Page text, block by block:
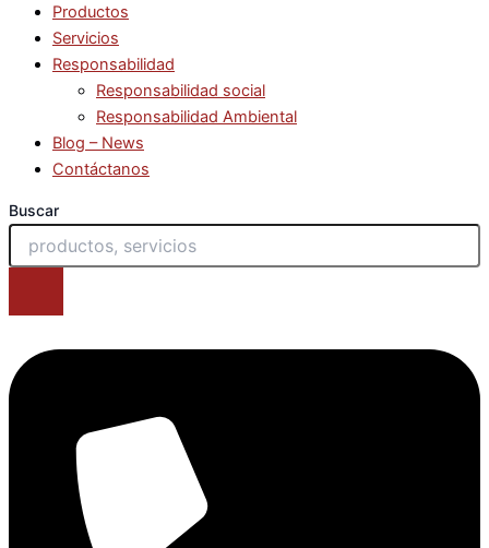
Productos
Servicios
Responsabilidad
Responsabilidad social
Responsabilidad Ambiental
Blog – News
Contáctanos
Buscar